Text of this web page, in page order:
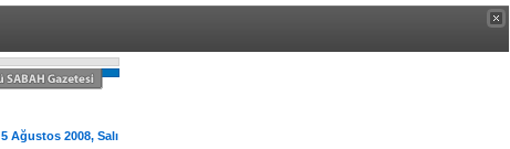
5 Ağustos 2008, Salı